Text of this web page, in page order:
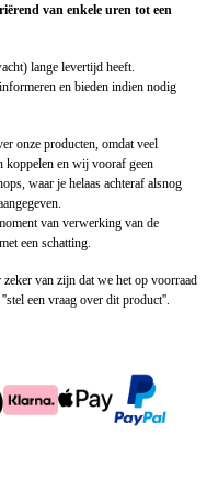
van enkele uren tot een
lange levertijd heeft.
en bieden indien nodig
onze producten, omdat veel
koppelen en wij vooraf geen
waar je helaas achteraf alsnog
van verwerking van de
een schatting.
van zijn dat we het op voorraad
een vraag over dit product''.